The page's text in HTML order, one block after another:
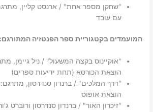
"שחקן מספר אחת" / ארנסט קליין,
עם עובד
המועמדים בקטגוריית ספר הפנטזיה המתורגם:
"אוקיינוס בקצה המשעול" / ניל גיימן,
הוצאת הכורסא (תחת ידיעות ספרים)
"דרך המלכים" / ברנדון סנדרסון, מתרגם:
הוצאת אופוס
"זיכרון האור" / ברנדון סנדרסון ורוברט